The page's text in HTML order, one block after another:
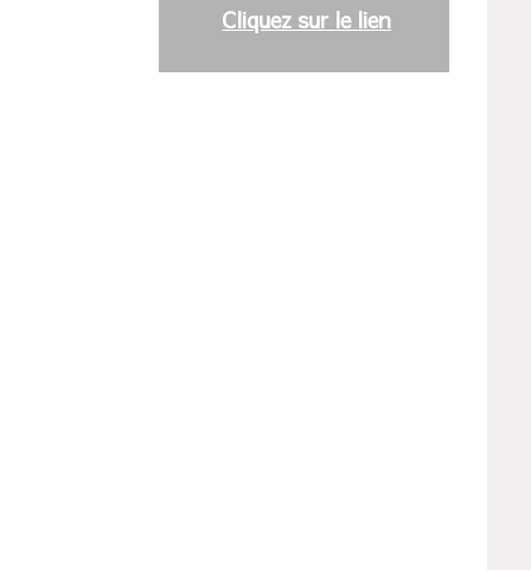
Cliquez sur le lien